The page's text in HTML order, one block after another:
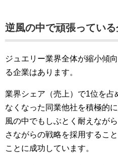
逆風の中で頑張ってい
ジュエリー業界全体が縮小傾
る企業はあります。
業界シェア（売上）で1位を
なくなった同業他社を積極的
風の中でもしぶとく耐えなが
さながらの戦略を採用するこ
ことに成功しています。